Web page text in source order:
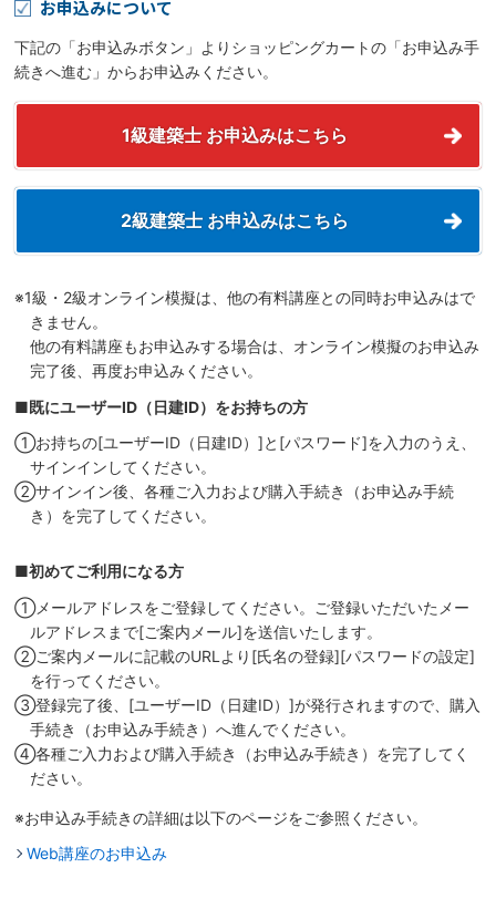
お申込みについて
下記の「お申込みボタン」よりショッピングカートの「お申込み手
続きへ進む」からお申込みください。
1級建築士 お申込みはこちら
2級建築士 お申込みはこちら
※1級・2級オンライン模擬は、他の有料講座との同時お申込みはで
きません。
他の有料講座もお申込みする場合は、オンライン模擬のお申込み
完了後、再度お申込みください。
■既にユーザーID（日建ID）をお持ちの方
①お持ちの[ユーザーID（日建ID）]と[パスワード]を入力のうえ、
サインインしてください。
②サインイン後、各種ご入力および購入手続き（お申込み手続
き）を完了してください。
■初めてご利用になる方
①メールアドレスをご登録してください。ご登録いただいたメー
ルアドレスまで[ご案内メール]を送信いたします。
②ご案内メールに記載のURLより[氏名の登録][パスワードの設定]
を行ってください。
③登録完了後、[ユーザーID（日建ID）]が発行されますので、購入
手続き（お申込み手続き）へ進んでください。
④各種ご入力および購入手続き（お申込み手続き）を完了してく
ださい。
※お申込み手続きの詳細は以下のページをご参照ください。
Web講座のお申込み